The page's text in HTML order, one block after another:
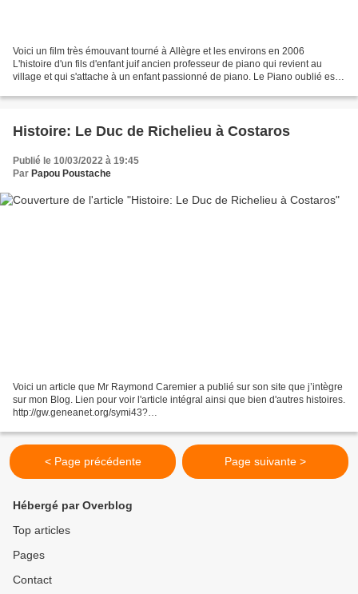
Voici un film très émouvant tourné à Allègre et les environs en 2006
L'histoire d'un fils d'enfant juif ancien professeur de piano qui revient au
village et qui s'attache à un enfant passionné de piano. Le Piano oublié est
Histoire: Le Duc de Richelieu à Costaros
Publié le 10/03/2022 à 19:45
Par Papou Poustache
Voici un article que Mr Raymond Caremier a publié sur son site que j’intègre
sur mon Blog. Lien pour voir l'article intégral ainsi que bien d'autres histoires.
http://gw.geneanet.org/symi43?
< Page précédente Page suivante >
Hébergé par Overblog
Top articles
Pages
Contact